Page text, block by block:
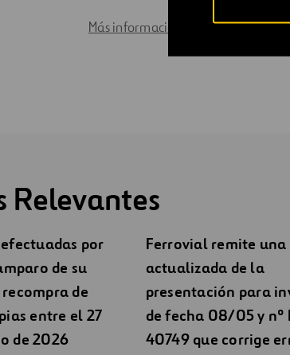
Más información de esta Otra
Relevantes
por
de su
de
entre el 27
de 2026
Ferrovial remite una
actualizada de la
presentación para
de fecha 08/05 y nº
40749 que corrige